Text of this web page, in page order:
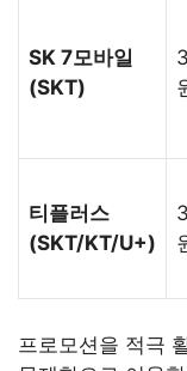
SK 7모바일
(SKT)
티플러스
(SKT/KT/U+)
프로모션을 적극